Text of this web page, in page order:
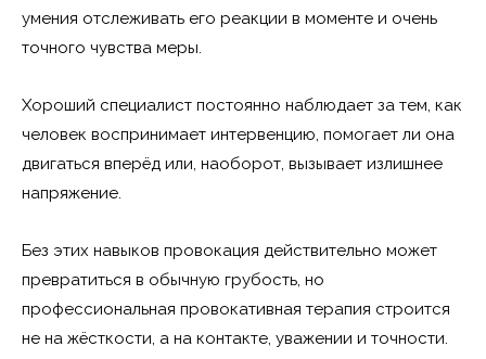
умения отслеживать его реакции в моменте и очень
точного чувства меры.
Хороший специалист постоянно наблюдает за тем, как
человек воспринимает интервенцию, помогает ли она
двигаться вперёд или, наоборот, вызывает излишнее
напряжение.
Без этих навыков провокация действительно может
превратиться в обычную грубость, но
профессиональная провокативная терапия строится
не на жёсткости, а на контакте, уважении и точности.